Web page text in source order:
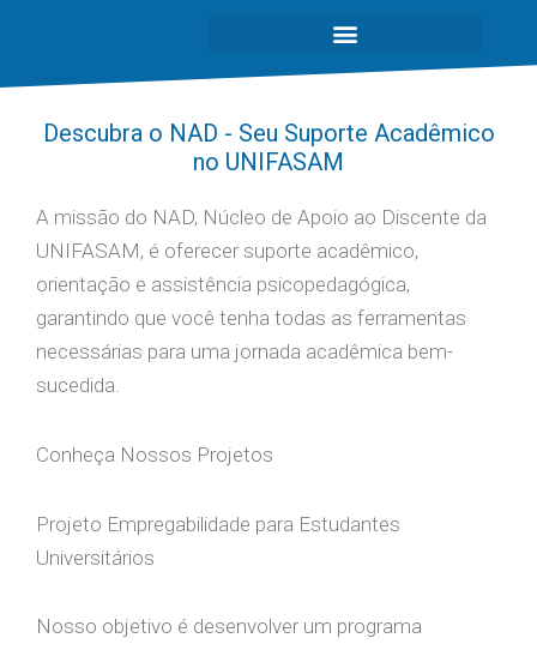
Descubra o NAD - Seu Suporte Acadêmico
no UNIFASAM
A missão do NAD, Núcleo de Apoio ao Discente da
UNIFASAM, é oferecer suporte acadêmico,
orientação e assistência psicopedagógica,
garantindo que você tenha todas as ferramentas
necessárias para uma jornada acadêmica bem-
sucedida.
Conheça Nossos Projetos
Projeto Empregabilidade para Estudantes
Universitários
Nosso objetivo é desenvolver um programa